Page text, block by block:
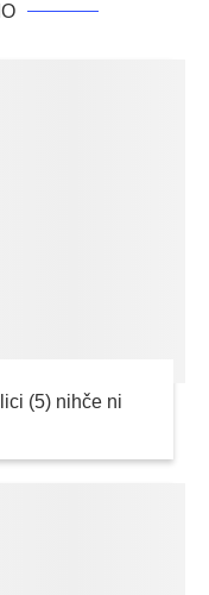
(5) nihče ni